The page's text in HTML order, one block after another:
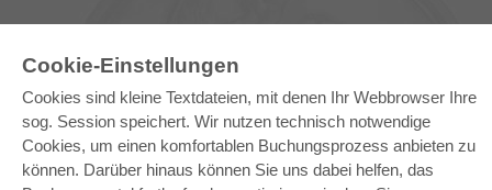
Cookie-Einstellungen
Cookies sind kleine Textdateien, mit denen Ihr Webbrowser Ihre
sog. Session speichert. Wir nutzen technisch notwendige
Cookies, um einen komfortablen Buchungsprozess anbieten zu
können. Darüber hinaus können Sie uns dabei helfen, das
E-COLLECTION